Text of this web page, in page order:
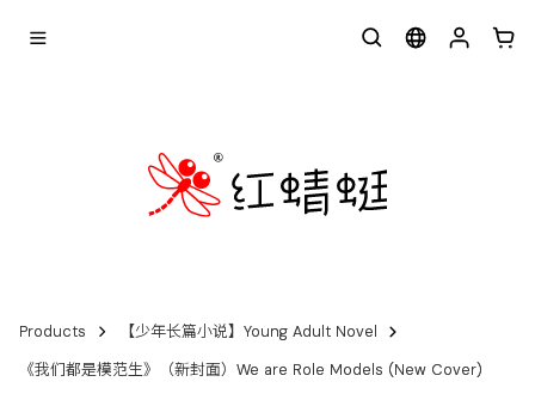
Products
【少年长篇小说】Young Adult Novel
《我们都是模范生》（新封面）We are Role Models (New Cover)